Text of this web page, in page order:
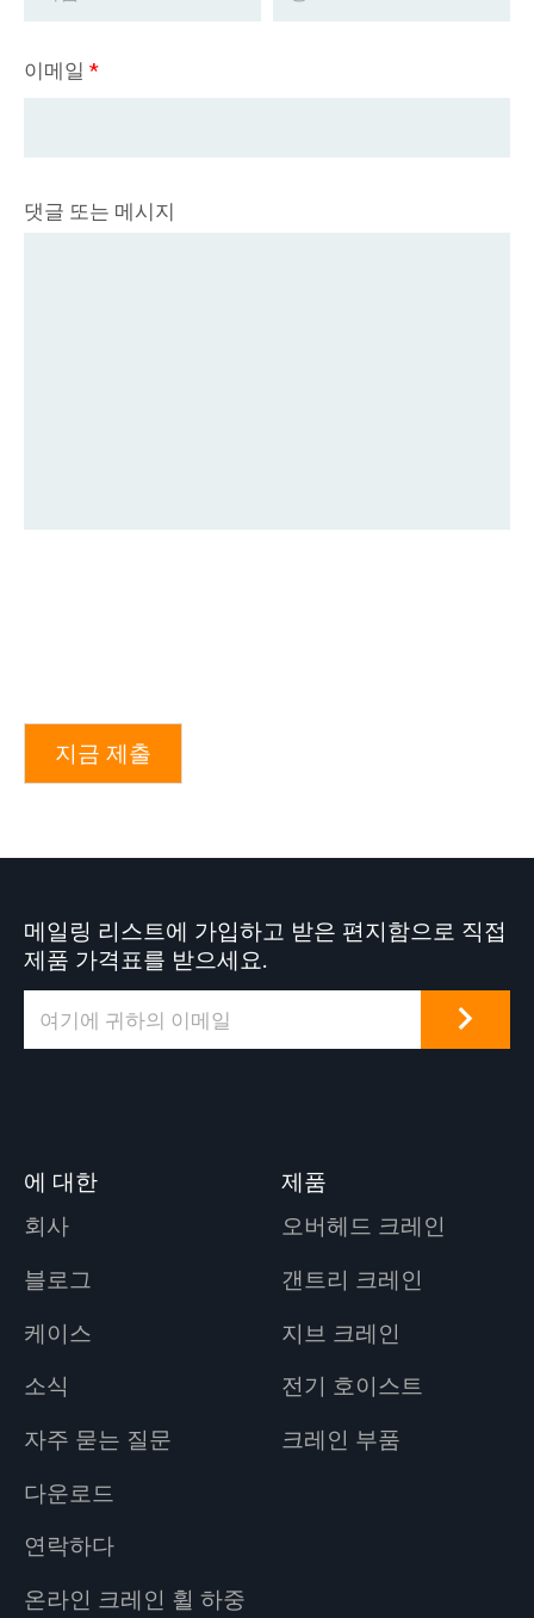
이메일 *
댓글 또는 메시지
지금 제출
메일링 리스트에 가입하고 받은 편지함으로 직접
제품 가격표를 받으세요.
에 대한
회사
블로그
케이스
소식
자주 묻는 질문
다운로드
연락하다
온라인 크레인 휠 하중
제품
오버헤드 크레인
갠트리 크레인
지브 크레인
전기 호이스트
크레인 부품